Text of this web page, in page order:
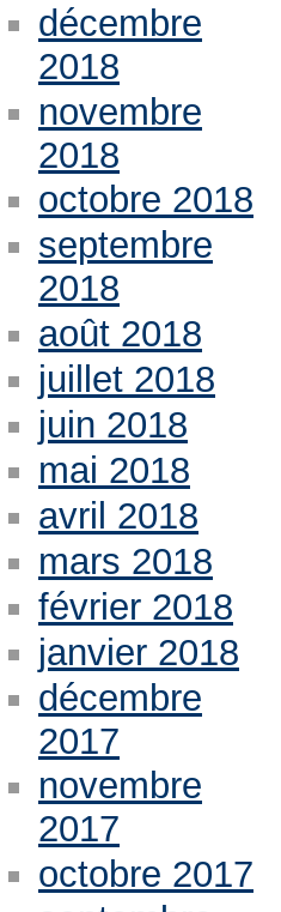
décembre
2018
novembre
2018
octobre 2018
septembre
2018
août 2018
juillet 2018
juin 2018
mai 2018
avril 2018
mars 2018
février 2018
janvier 2018
décembre
2017
novembre
2017
octobre 2017